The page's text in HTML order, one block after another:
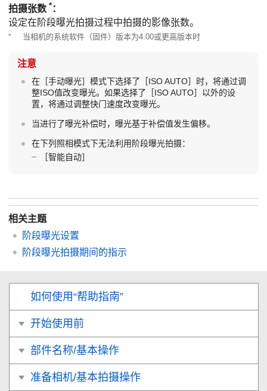
拍摄张数 *：
设定在阶段曝光拍摄过程中拍摄的影像张数。
* 当相机的系统软件（固件）版本为4.00或更高版本时
注意
在［手动曝光］ 模式下选择了 ［ISO AUTO］
时，将通过调
整ISO值改变曝光。如果选择了 ［ISO AUTO］ 以外的设
置，将通过调整快门速度改变曝光。
当进行了曝光补偿时，曝光基于补偿值发生偏移。
在下列照相模式下无法利用阶段曝光拍摄：
［智能自动］
相关主题
阶段曝光设置
阶段曝光拍摄期间的指示
如何使用“帮助指南”
开始使用前
部件名称/基本操作
准备相机/基本拍摄操作